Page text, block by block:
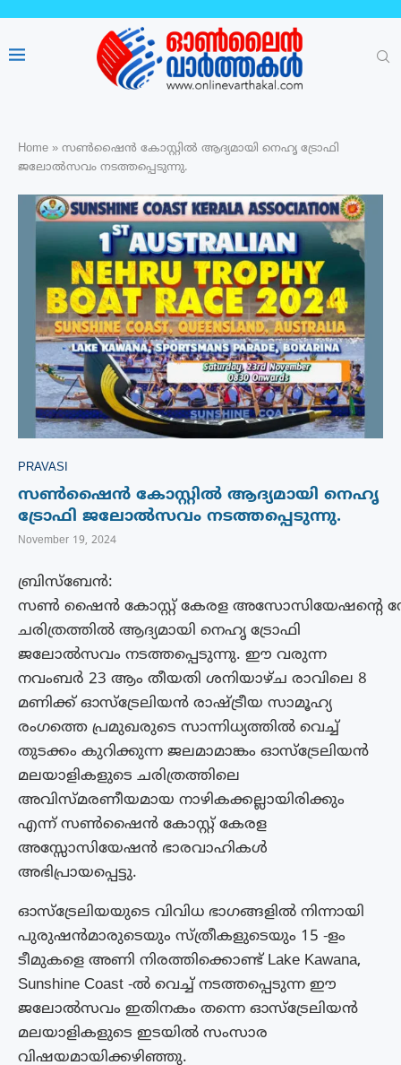
Home » സൺഷൈൻ കോസ്റ്റിൽ ആദ്യമായി നെഹൃ ട്രോഫി
ജലോൽസവം നടത്തപ്പെടുന്നു.
PRAVASI
സൺഷൈൻ കോസ്റ്റിൽ ആദ്യമായി നെഹൃ
ട്രോഫി ജലോൽസവം നടത്തപ്പെടുന്നു.
November 19, 2024
ബ്രിസ്‌ബേൻ:
സൺ ഷൈൻ കോസ്റ്റ് കേരള അസോസിയേഷന്റെ
ചരിത്രത്തിൽ ആദ്യമായി നെഹൃ ട്രോഫി
ജലോൽസവം നടത്തപ്പെടുന്നു. ഈ വരുന്ന
നവംബർ 23 ആം തീയതി ശനിയാഴ്ച രാവിലെ 8
മണിക്ക് ഓസ്ട്രേലിയൻ രാഷ്ട്രീയ സാമൂഹ്യ
രംഗത്തെ പ്രമുഖരുടെ സാന്നിധ്യത്തിൽ വെച്ച്
തുടക്കം കുറിക്കുന്ന ജലമാമാങ്കം ഓസ്ട്രേലിയൻ
മലയാളികളുടെ ചരിത്രത്തിലെ
അവിസ്മരണീയമായ നാഴികക്കല്ലായിരിക്കും
എന്ന് സൺഷൈൻ കോസ്റ്റ് കേരള
അസ്സോസിയേഷൻ ഭാരവാഹികൾ
അഭിപ്രായപ്പെട്ടു.
ഓസ്ട്രേലിയയുടെ വിവിധ ഭാഗങ്ങളിൽ നിന്നായി
പുരുഷൻമാരുടെയും സ്ത്രീകളുടെയും 15 -ളം
ടീമുകളെ അണി നിരത്തിക്കൊണ്ട് Lake Kawana,
Sunshine Coast -ൽ വെച്ച് നടത്തപ്പെടുന്ന ഈ
ജലോൽസവം ഇതിനകം തന്നെ ഓസ്ട്രേലിയൻ
മലയാളികളുടെ ഇടയിൽ സംസാര
വിഷയമായിക്കഴിഞ്ഞു.